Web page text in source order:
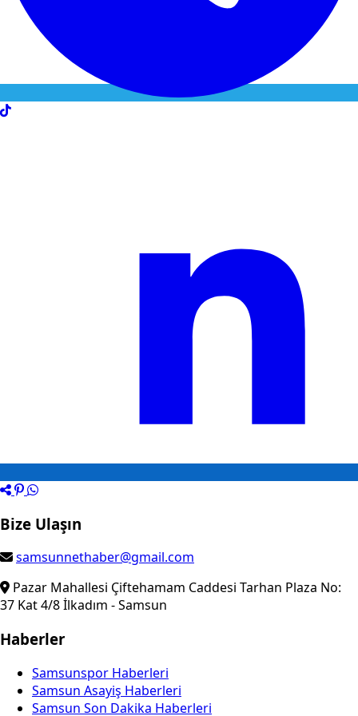
Bize Ulaşın
samsunnethaber@gmail.com
Pazar Mahallesi Çiftehamam Caddesi Tarhan Plaza No:
37 Kat 4/8 İlkadım - Samsun
Haberler
Samsunspor Haberleri
Samsun Asayiş Haberleri
Samsun Son Dakika Haberleri